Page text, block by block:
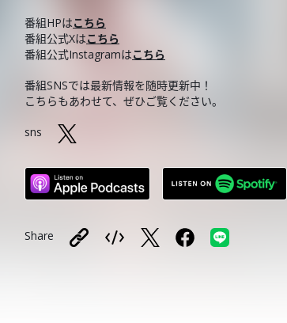
番組HPはこちら
番組公式Xはこちら
番組公式Instagramはこちら
番組SNSでは最新情報を随時更新中！
こちらもあわせて、ぜひご覧ください。
sns
Share